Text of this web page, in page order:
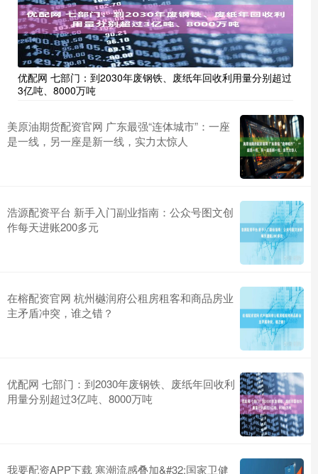
优配网 七部门：到2030年废钢铁、废纸年回收利用量分别超过
3亿吨、8000万吨
美原油期货配资官网 广东最强“连体城市”：一座
是一线，另一座是新一线，实力太惊人
浩源配资平台 新手入门副业指南：公众号图文创
作每天进账200多元
在榕配资官网 杭州樾润府公租房租客和商品房业
主矛盾冲突，谁之错？
优配网 七部门：到2030年废钢铁、废纸年回收利
用量分别超过3亿吨、8000万吨
我要配资APP下载 寒潮流感叠加&#32;国家卫健